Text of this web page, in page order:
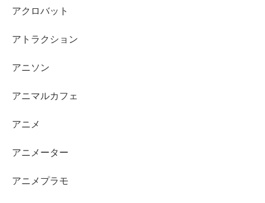
アクロバット
アトラクション
アニソン
アニマルカフェ
アニメ
アニメーター
アニメプラモ